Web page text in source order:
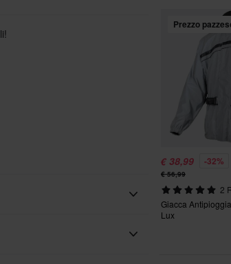
Prezzo
€ 38,99 -32%
€ 56,99
2
Giacca
Lux